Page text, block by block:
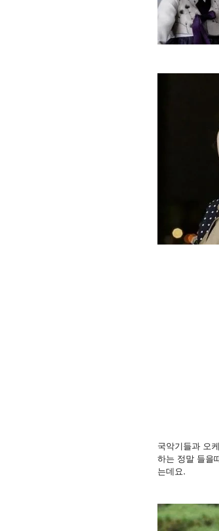
국악기들과 오
하는 정말 들을
는데요.